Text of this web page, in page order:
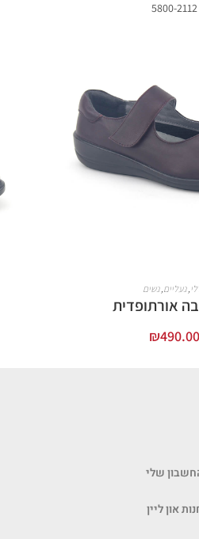
5800-2112
,נעליים,נשים
אורתופדית
₪490.00
שלי
און ליין